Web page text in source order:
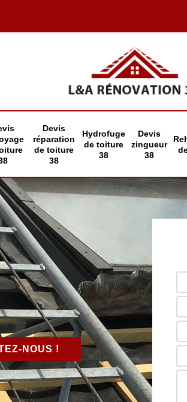
Devis
réparation
de toiture
38
Hydrofuge
de toiture
38
Devis
zingueur
38
NOUS !